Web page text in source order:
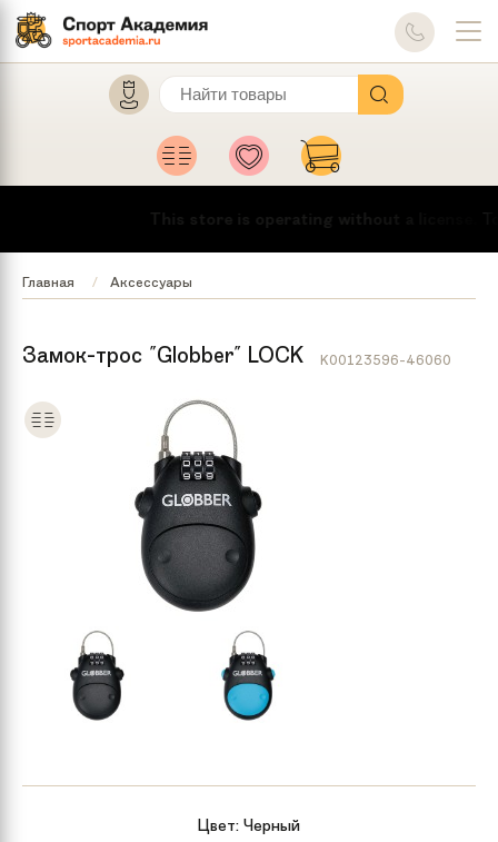
This store is operating without a license.
Главная Аксессуары
Замок-трос "Globber" LOCK K00123596-46060
Цвет: Черный